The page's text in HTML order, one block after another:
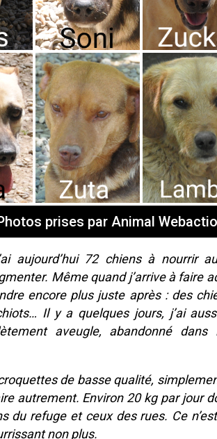
prises par Animal
aujourd’hui 72 chiens à nourrir
Même quand j’arrive à faire
encore plus juste après : des
Il y a quelques jours, j’ai
aveugle, abandonné
de basse qualité,
autrement. Environ 20 kg par jour
du refuge et ceux des rues. Ce
non plus.